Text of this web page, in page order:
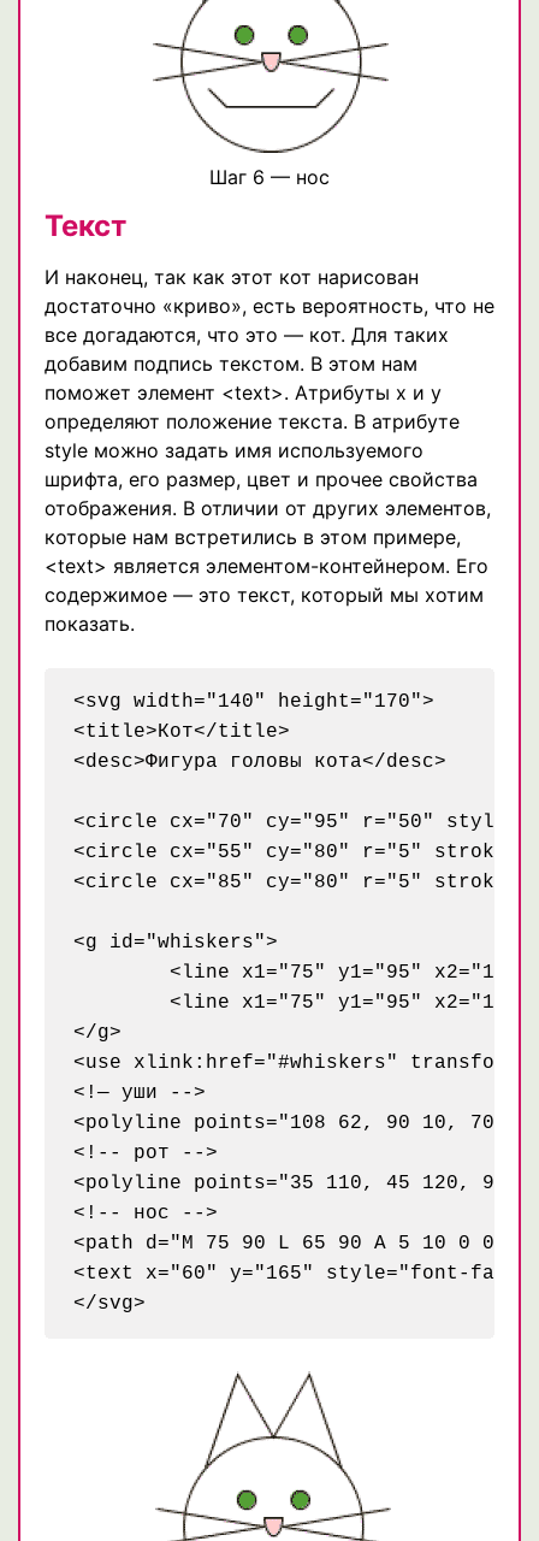
Шаг 6 — нос
Текст
И наконец, так как этот кот нарисован
достаточно «криво», есть вероятность, что не
все догадаются, что это — кот. Для таких
добавим подпись текстом. В этом нам
поможет элемент <text>. Атрибуты х и у
определяют положение текста. В атрибуте
style можно задать имя используемого
шрифта, его размер, цвет и прочее свойства
отображения. В отличии от других элементов,
которые нам встретились в этом примере,
<text> является элементом-контейнером. Его
содержимое — это текст, который мы хотим
показать.
<svg width="140" height="170">
<title>Кот</title>
<desc>Фигура головы кота</desc>
<circle cx="70" cy="95" r="50"
<circle cx="55" cy="80" r="5"
<circle cx="85" cy="80" r="5"
<g id="whiskers">
</g>
<use xlink:href="#whiskers"
<!— уши -->
<polyline points="108 62, 90 10, 70
<!-- рот -->
<polyline points="35 110, 45 120,
<!-- нос -->
<path d="M 75 90 L 65 90 A 5 10 0
<text x="60" y="165" style="font-